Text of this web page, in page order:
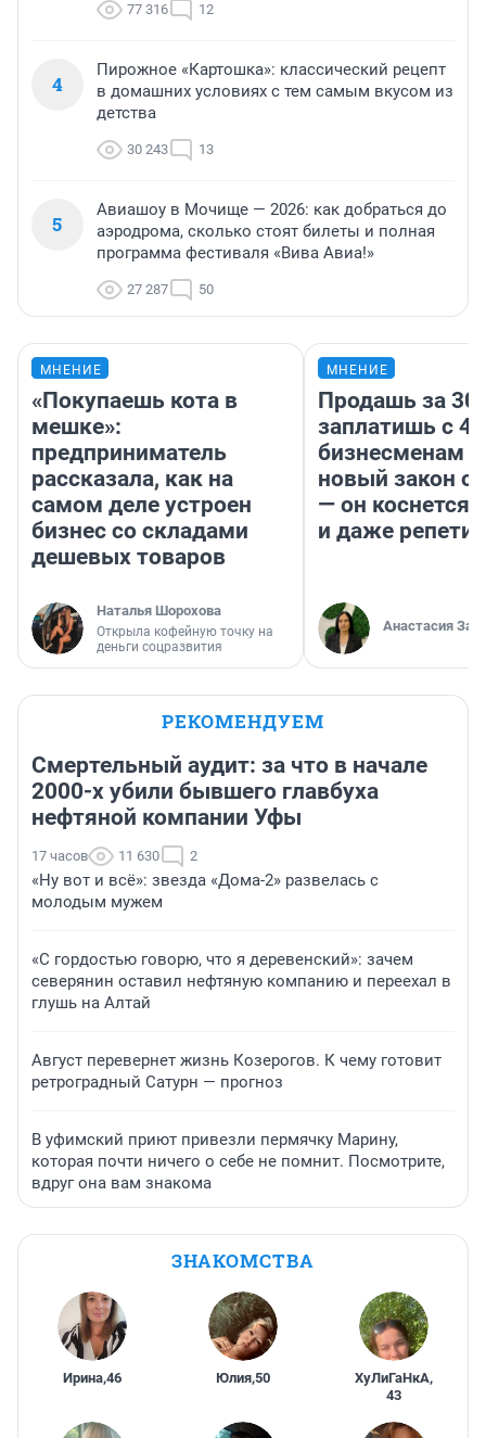
77 316 12
4
Пирожное «Картошка»: классический рецепт
в домашних условиях с тем самым вкусом из
детства
30 243 13
5
Авиашоу в Мочище — 2026: как добраться до
аэродрома, сколько стоят билеты и полная
программа фестиваля «Вива Авиа!»
27 287 50
МНЕНИЕ
«Покупаешь кота в
мешке»:
предприниматель
рассказала, как на
самом деле устроен
бизнес со складами
дешевых товаров
Наталья Шорохова
Открыла кофейную точку на
деньги соцразвития
МНЕНИЕ
Продашь за
заплатишь с
бизнесменам
новый закон о
— он коснется
и даже
Анастасия
РЕКОМЕНДУЕМ
Смертельный аудит: за что в начале
2000-х убили бывшего главбуха
нефтяной компании Уфы
17 часов 11 630 2
«Ну вот и всё»: звезда «Дома-2» развелась с
молодым мужем
«С гордостью говорю, что я деревенский»: зачем
северянин оставил нефтяную компанию и переехал в
глушь на Алтай
Август перевернет жизнь Козерогов. К чему готовит
ретроградный Сатурн — прогноз
В уфимский приют привезли пермячку Марину,
которая почти ничего о себе не помнит. Посмотрите,
вдруг она вам знакома
ЗНАКОМСТВА
Ирина,46 Юлия,50 ХуЛиГаНкА,
43